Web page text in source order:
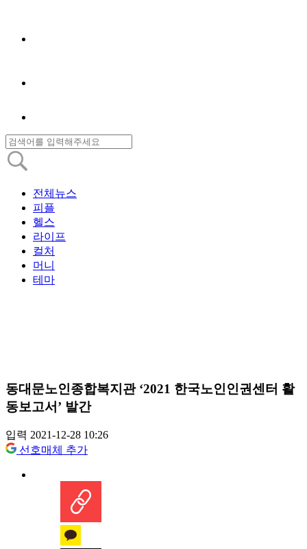
전체뉴스
피플
헬스
라이프
컬처
머니
테마
동대문노인종합복지관 ‘2021 한국노인인권센터 활
동보고서’ 발간
입력 2021-12-28 10:26
선호매체 추가